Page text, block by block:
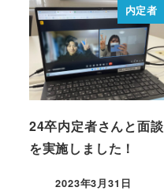
内定者
24卒内定者さんと面談
を実施しました！
2023年3月31日